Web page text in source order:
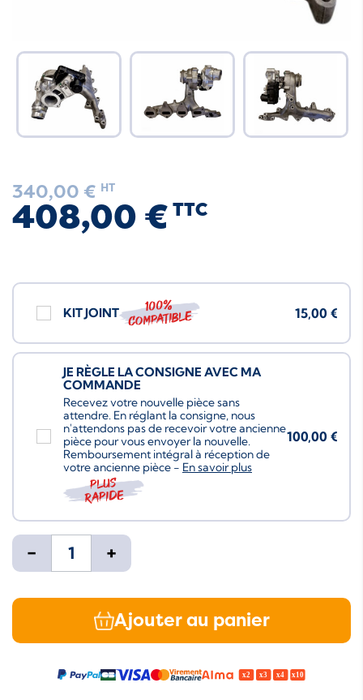
340,00 € HT
408,00 € TTC
KIT JOINT 100%
compatible 15,00 €
JE RÈGLE LA CONSIGNE AVEC MA
COMMANDE
Recevez votre nouvelle pièce sans
attendre. En réglant la consigne, nous
n'attendons pas de recevoir votre ancienne
pièce pour vous envoyer la nouvelle.
Remboursement intégral à réception de
votre ancienne pièce - En savoir plus
Plus
rapide
100,00 €
- +
Ajouter au panier